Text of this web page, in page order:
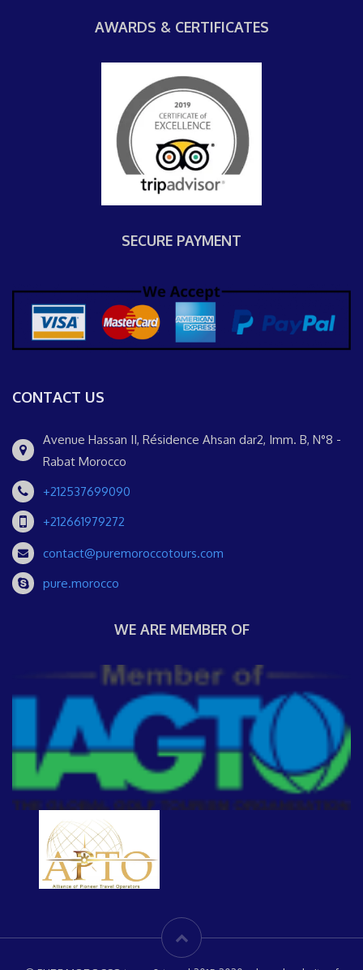
AWARDS & CERTIFICATES
SECURE PAYMENT
CONTACT US
Avenue Hassan II, Résidence Ahsan dar2, Imm. B, N°8 -
Rabat Morocco
+212537699090
+212661979272
contact@puremoroccotours.com
pure.morocco
WE ARE MEMBER OF